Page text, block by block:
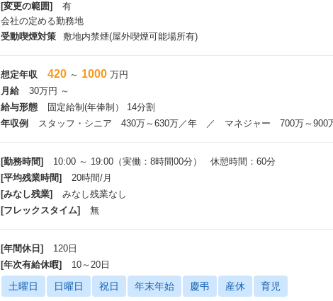
運用開始後のPDCAまでを継続支援する、といった取組を、会社/部門として重
ら、
新規事業の創出（サービスパッケージ企画/拡販/運用内での定型化など）も積極
プロジェクト事例
・鉄道企業様：
外国人観光客対応、人材不足、BCP化などを背景としたカスタマーサービス業
To-Be実現のための中長期計画の策定、新規サービスの企画・構築、業務・シス
・日系家電メーカー様：
カスタマーサービス無人化（”CC-DX”）に向けた戦略/全体像設計、チャネル拡
選定、
導入対象システムにおける要件定義・仕様設計、システム導入後のITを介した
・医療機器メーカー様：
在宅医療における新規事業の立案、その実現のための体制移行計画・IT導入計画
事業化後の継続的なシステム・業務の総合運用支援など（プロジェクトメンバ
[変更の範囲]
有
会社の定める勤務地
受動喫煙対策
敷地内禁煙(屋外喫煙可能場所有)
想定年収 420 ～ 1000 万円
月給
30万円 ～
給与形態
固定給制(年俸制） 14分割
年収例
スタッフ・シニア 430万～630万／年 ／ マネジャー 700万～900
[勤務時間]
10:00 ～ 19:00（実働：8時間00分） 休憩時間：60分
[平均残業時間]
20時間/月
[みなし残業]
みなし残業なし
[フレックスタイム]
無
[年間休日]
120日
[年次有給休暇]
10～20日
土曜日 日曜日 祝日 年末年始 慶弔 産休 育児